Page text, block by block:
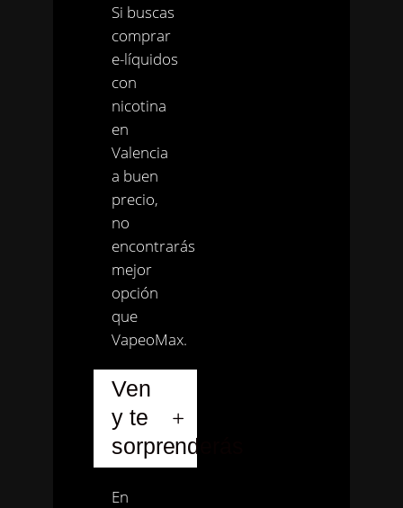
Si buscas
comprar
e-líquidos
con
nicotina
en
Valencia
a buen
precio,
no
encontrarás
mejor
opción
que
VapeoMax.
Ven
y te
sorprenderás
En